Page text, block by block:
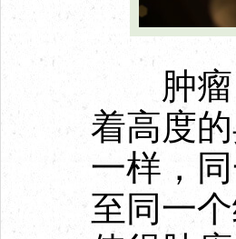
肿瘤，
着高度
一样，
至同一